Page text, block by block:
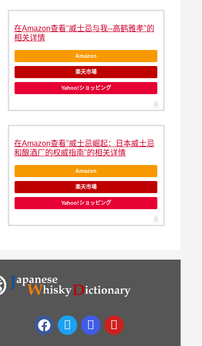
在Amazon查看"威士忌与我--高鹤雅孝"的
相关详情
Amazon
楽天市場
Yahoo!ショッピング
在Amazon查看"威士忌崛起：日本威士忌
和酿酒厂的权威指南"的相关详情
Amazon
楽天市場
Yahoo!ショッピング